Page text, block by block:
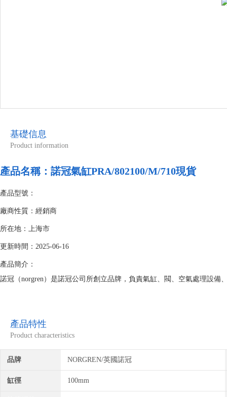
基礎信息
Product information
產品名稱：諾冠氣缸PRA/802100/M/710現貨
產品型號：
廠商性質：經銷商
所在地：上海市
更新時間：2025-06-16
產品簡介：
諾冠（norgren）是諾冠公司所創立品牌，負責氣缸、閥、空氣處理設備
產品特性
Product characteristics
品牌 NORGREN/英國諾冠
缸徑 100mm